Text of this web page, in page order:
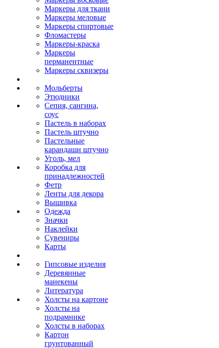
Маркеры для ткани
Маркеры меловые
Маркеры спиртовые
Фломастеры
Маркеры-краска
Маркеры
перманентные
Маркеры сквизеры
Мольберты
Этюдники
Сепия, сангина,
соус
Пастель в наборах
Пастель штучно
Пастельные
карандаши штучно
Уголь, мел
Коробка для
принадлежностей
Фетр
Ленты для декора
Вышивка
Одежда
Значки
Наклейки
Сувениры
Карты
Гипсовые изделия
Деревянные
манекены
Литература
Холсты на картоне
Холсты на
подрамнике
Холсты в наборах
Картон
грунтованный